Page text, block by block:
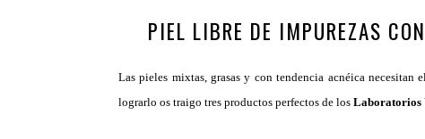
PIEL LIBRE DE IMPUREZAS
Las pieles mixtas, grasas y con tendencia acnéica necesitan
lograrlo os traigo tres productos perfectos de los Laboratorios